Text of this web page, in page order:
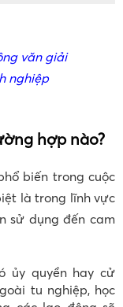
văn giải
nghiệp
hợp nào?
biến trong cuộc
là trong lĩnh vực
sử dụng đến cam
ủy quyền hay cử
tu nghiệp, học